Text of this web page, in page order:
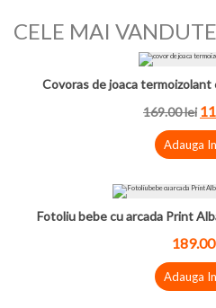
CELE MAI VANDUTE
Covoras de joaca
169.00lei
Adauga
Fotoliu bebe cu arcada Print
189.00
Adauga